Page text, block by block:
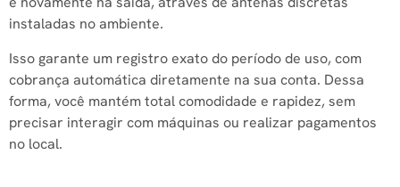
instaladas no ambiente.
Isso garante um registro exato do período de uso, com
cobrança automática diretamente na sua conta. Dessa
forma, você mantém total comodidade e rapidez, sem
precisar interagir com máquinas ou realizar pagamentos
no local.